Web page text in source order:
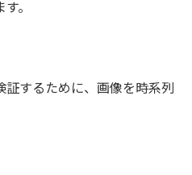
。
するために、画像を時系列